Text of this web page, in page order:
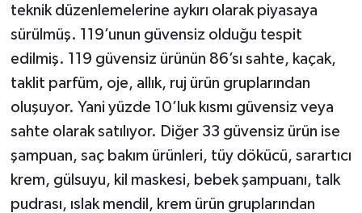
teknik düzenlemelerine aykırı olarak piyasaya
sürülmüş. 119’unun güvensiz olduğu tespit
edilmiş. 119 güvensiz ürünün 86’sı sahte, kaçak,
taklit parfüm, oje, allık, ruj ürün gruplarından
oluşuyor. Yani yüzde 10’luk kısmı güvensiz veya
sahte olarak satılıyor. Diğer 33 güvensiz ürün ise
şampuan, saç bakım ürünleri, tüy dökücü, sarartıcı
krem, gülsuyu, kil maskesi, bebek şampuanı, talk
pudrası, ıslak mendil, krem ürün gruplarından